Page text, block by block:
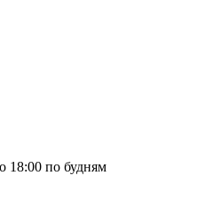
18:00 по будням